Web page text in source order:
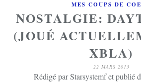
MES COUPS DE
NOSTALGIE:
(JOUÉ
XBLA)
22 MARS 2013
Rédigé par Starsystemf et publié